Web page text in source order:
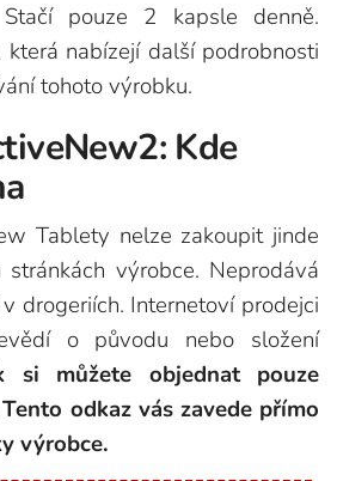
pouze 2 kapsle denně.
která nabízejí další podrobnosti
tohoto výrobku.
Kde
Tablety nelze zakoupit jinde
výrobce. Neprodává
drogeriích. Internetoví prodejci
o původu nebo složení
si můžete objednat pouze
odkaz vás zavede přímo
výrobce.